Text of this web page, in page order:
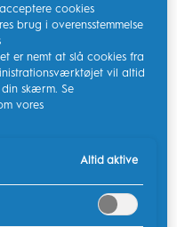
de bliver født. Så
vil de første
Alle 20
når barnet fylder
varierer.
fortsætte, indtil
For at sikre børns
sunde
cookies
brug i overensstemmelse
er nemt at slå cookies fra
vil altid
skærm. Se
vores
Altid aktive